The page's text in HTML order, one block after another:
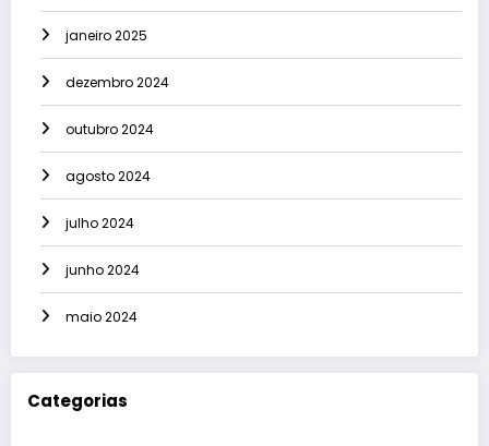
janeiro 2025
dezembro 2024
outubro 2024
agosto 2024
julho 2024
junho 2024
maio 2024
Categorias